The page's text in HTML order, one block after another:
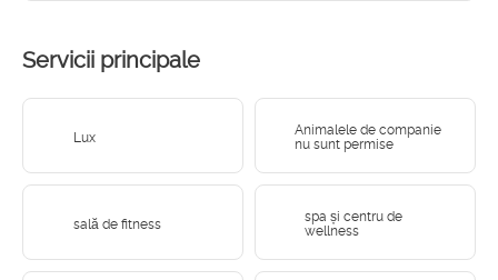
Servicii principale
Lux Animalele de companie
nu sunt permise
sală de fitness spa și centru de
wellness